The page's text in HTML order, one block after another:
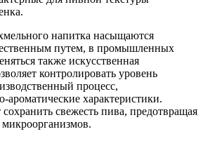
напитка насыщаются
путем, в промышленных
также искусственная
контролировать уровень
процесс,
ароматические характеристики.
свежесть пива, предотвращая